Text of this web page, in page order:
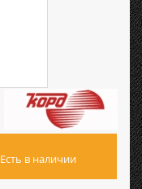
Есть в наличии